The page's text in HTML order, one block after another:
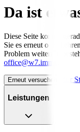
Da ist
Diese Seite konnte
Sie es erneut oder
Problem weiterhin
office@w7.immo
Erneut versuchen Zur
Leistungen